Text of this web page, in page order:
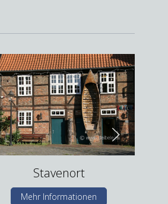
Stavenort
Mehr Informationen